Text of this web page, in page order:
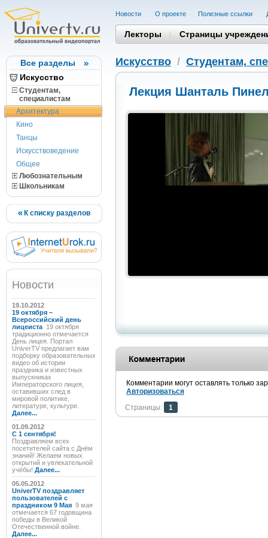
Все разделы
Искусство
Студентам,
cпециалистам
Архитектура
Кино
Танцы
Искусствоведение
Общее
Любознательным
Школьникам
К списку разделов
Новости
19.10.2012
19 октября –
Всероссийский день
лицеиста 19 октября
традиционно отмечается
День лицея. Портал
UniverTV предлагает вам
подборку образовательных
видео об истории
праздника и известных
выпускниках
Императорского лицея,
оставивших след в
мировой политике,
литературе, культуре.
Далее...
01.09.2012
C 1 сентября!
Поздравляем всех
посетителей сайта с Днём
знаний! Желаем новых
открытий и увлекательной
учёбы! Далее...
05.05.2012
UniverTV поздравляет
пользователей с
праздником 9 Мая 9 мая
отмечается 67 годовщина
победы в Великой
Отечественной войне.
Далее...
Новости О проекте Полезные cсылки
Лекторы Страницы
Искусство / Студентам,
Лекция Шанталь
Комментарии могут оставлять только
Авторизоваться
Страницы:
1